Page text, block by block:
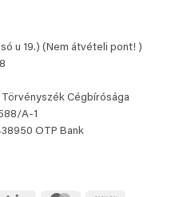
u 19.) (Nem átvételi pont! )
Cégbírósága
A-1
OTP Bank